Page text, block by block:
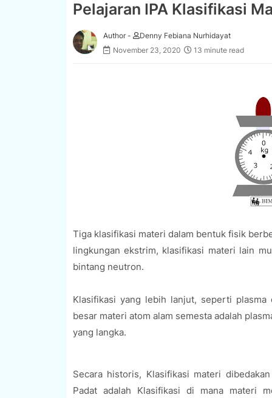
Pelajaran IPA Klasifikasi
Author -
Denny Febiana Nurhidayat
November 23, 2020
13 minute read
Tiga klasifikasi materi dalam bentuk fisik
lingkungan ekstrim, klasifikasi materi lain
bintang neutron.
Klasifikasi yang lebih lanjut, seperti plasma
besar materi atom alam semesta adalah
yang langka.
Secara historis, Klasifikasi materi
Padat adalah Klasifikasi di mana materi